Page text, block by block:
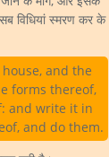
विधियां स्मरण कर के
and the
forms thereof,
and write it in
and do them.